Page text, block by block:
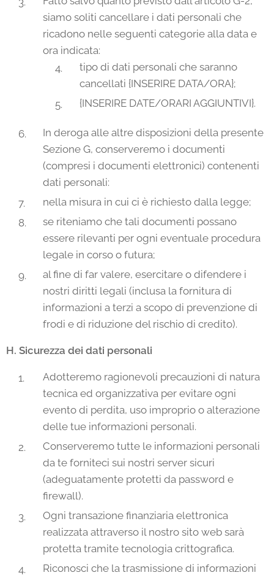
siamo soliti cancellare i dati personali che
ricadono nelle seguenti categorie alla data e
ora indicata:
tipo di dati personali che saranno
cancellati {INSERIRE DATA/ORA};
{INSERIRE DATE/ORARI AGGIUNTIVI}.
In deroga alle altre disposizioni della presente
Sezione G, conserveremo i documenti
(compresi i documenti elettronici) contenenti
dati personali:
nella misura in cui ci è richiesto dalla legge;
se riteniamo che tali documenti possano
essere rilevanti per ogni eventuale procedura
legale in corso o futura;
al fine di far valere, esercitare o difendere i
nostri diritti legali (inclusa la fornitura di
informazioni a terzi a scopo di prevenzione di
frodi e di riduzione del rischio di credito).
H. Sicurezza dei dati personali
Adotteremo ragionevoli precauzioni di natura
tecnica ed organizzativa per evitare ogni
evento di perdita, uso improprio o alterazione
delle tue informazioni personali.
Conserveremo tutte le informazioni personali
da te forniteci sui nostri server sicuri
(adeguatamente protetti da password e
firewall).
Ogni transazione finanziaria elettronica
realizzata attraverso il nostro sito web sarà
protetta tramite tecnologia crittografica.
Riconosci che la trasmissione di informazioni